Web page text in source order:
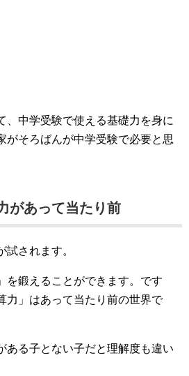
、中学受験で使える基礎力を身に
がそろばんが中学受験で必要と思
があって当たり前
されます。
を鍛えることができます。です
力」はあって当たり前の世界で
ある子とない子だと理解度も違い